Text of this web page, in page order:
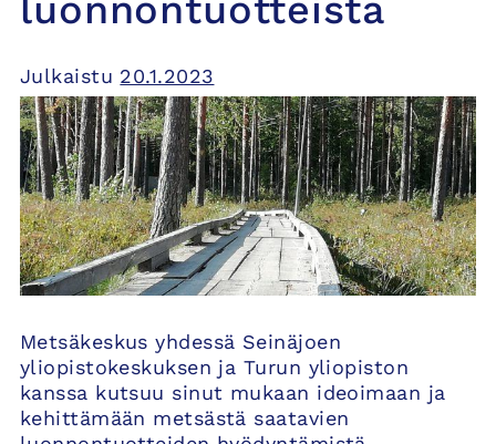
luonnontuotteista
Julkaistu 20.1.2023
Metsäkeskus yhdessä Seinäjoen
yliopistokeskuksen ja Turun yliopiston
kanssa kutsuu sinut mukaan ideoimaan ja
kehittämään metsästä saatavien